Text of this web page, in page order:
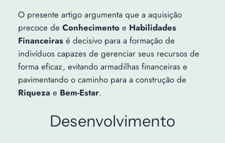
O presente artigo argumenta que a aquisição
precoce de Conhecimentoe Habilidades
Financeirasé decisivo para a formação de
indivíduos capazes de gerenciar seus recursos de
forma eficaz, evitando armadilhas financeiras e
pavimentando o caminho para a construção de
Riquezae Bem-Estar.
Desenvolvimento